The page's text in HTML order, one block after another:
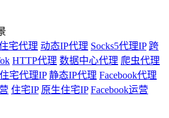
宅代理 动态IP代理 Socks5代理IP 跨
HTTP代理 数据中心代理 爬虫代理
宅代理IP 静态IP代理 Facebook代理
住宅IP 原生住宅IP Facebook运营